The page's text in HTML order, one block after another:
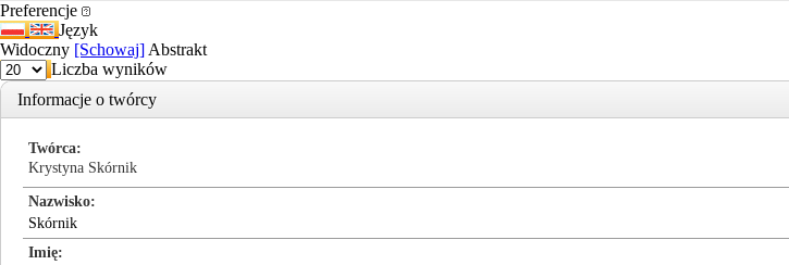
Preferencje
Język
Widoczny [Schowaj] Abstrakt
Liczba wyników
Informacje o twórcy
Twórca
Krystyna Skórnik
Nazwisko
Skórnik
Imię